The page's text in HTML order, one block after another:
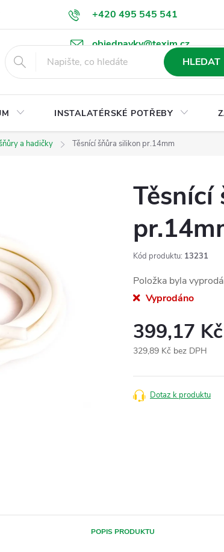
+420 495 545 541
objednavky@texim.cz
Podmínky ochrany osobních údajů Ke stažení
HLEDAT
INSTALATÉRSKÉ POTŘEBY
a hadičky Těsnící šňůra silikon pr.14mm
Těsnící
Kód produktu: 13231
Položka byla
Vyprodáno
399,17 Kč
329,89 Kč bez DPH
cena:
Dotaz k produktu
POPIS PRODUKTU